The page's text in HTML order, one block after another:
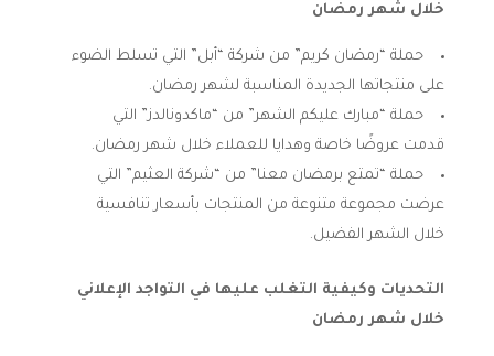
خلال شهر رمضان
حملة “رمضان كريم” من شركة “أبل” التي تسلط الضوء
على منتجاتها الجديدة المناسبة لشهر رمضان.
حملة “مبارك عليكم الشهر” من “ماكدونالدز” التي
قدمت عروضًا خاصة وهدايا للعملاء خلال شهر رمضان.
حملة “تمتع برمضان معنا” من “شركة العثيم” التي
عرضت مجموعة متنوعة من المنتجات بأسعار تنافسية
خلال الشهر الفضيل.
التحديات وكيفية التغلب عليها في التواجد الإعلاني
خلال شهر رمضان